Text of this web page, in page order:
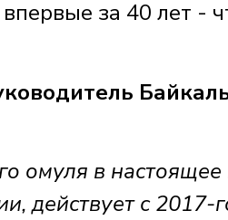
за 40 лет -
омуля в настоящее
действует с 2017-